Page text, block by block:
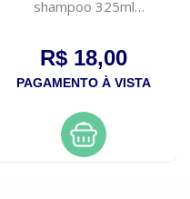
shampoo 325ml
R$ 18,00
PAGAMENTO À VISTA